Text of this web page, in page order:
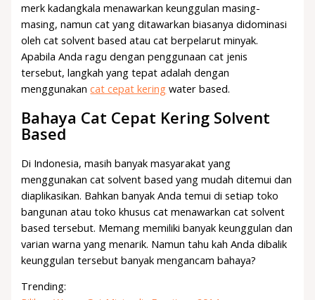
merk kadangkala menawarkan keunggulan masing-
masing, namun cat yang ditawarkan biasanya didominasi
oleh cat solvent based atau cat berpelarut minyak.
Apabila Anda ragu dengan penggunaan cat jenis
tersebut, langkah yang tepat adalah dengan
menggunakancat cepat kering water based.
Bahaya Cat Cepat Kering Solvent
Based
Di Indonesia, masih banyak masyarakat yang
menggunakan cat solvent based yang mudah ditemui dan
diaplikasikan. Bahkan banyak Anda temui di setiap toko
bangunan atau toko khusus cat menawarkan cat solvent
based tersebut. Memang memiliki banyak keunggulan dan
varian warna yang menarik. Namun tahu kah Anda dibalik
keunggulan tersebut banyak mengancam bahaya?
Trending: